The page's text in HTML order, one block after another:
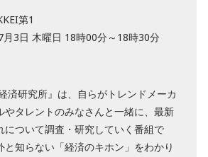
第1
月3日 木曜日 18時00分～18時30分
済研究所』は、自らがトレンドメーカ
やタレントのみなさんと一緒に、最新
について調査・研究していく番組で
と知らない「経済のキホン」をわかり